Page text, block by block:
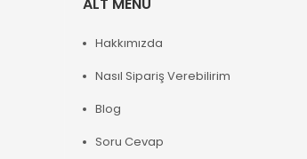
Hakkımızda
Nasıl Sipariş Verebilirim
Blog
Soru Cevap